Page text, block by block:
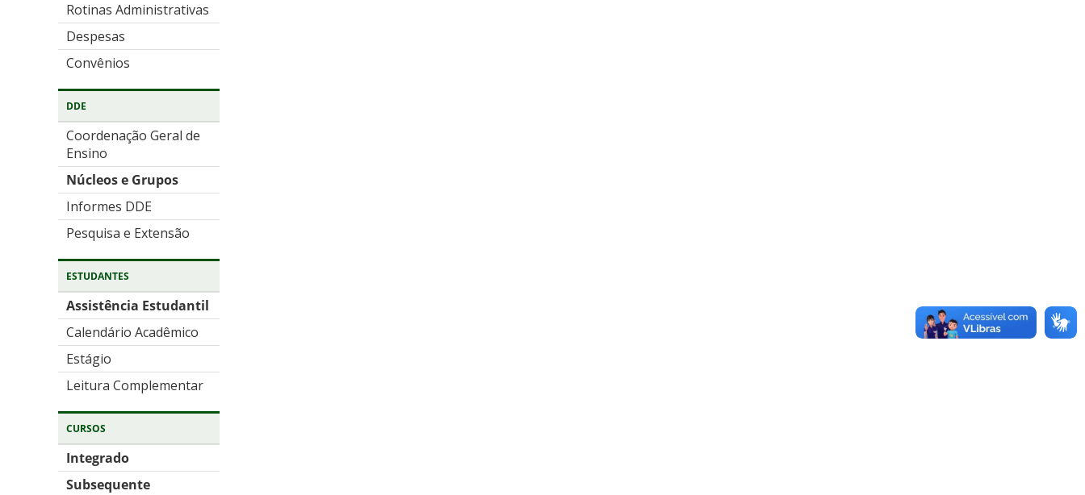
Rotinas Administrativas
Despesas
Convênios
DDE
Coordenação Geral de
Ensino
Núcleos e Grupos
Informes DDE
Pesquisa e Extensão
ESTUDANTES
Assistência Estudantil
Calendário Acadêmico
Estágio
Leitura Complementar
CURSOS
Integrado
Subsequente